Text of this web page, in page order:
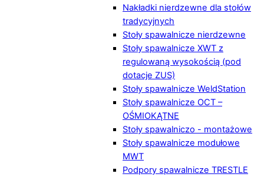
Nakładki nierdzewne dla stołów
tradycyjnych
Stoły spawalnicze nierdzewne
Stoły spawalnicze XWT z
regulowaną wysokością (pod
dotacje ZUS)
Stoły spawalnicze WeldStation
Stoły spawalnicze OCT –
OŚMIOKĄTNE
Stoły spawalniczo - montażowe
Stoły spawalnicze modułowe
MWT
Podpory spawalnicze TRESTLE